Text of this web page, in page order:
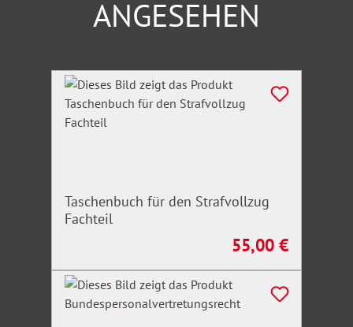
ANGESEHEN
Produktgalerie überspringen
Taschenbuch für den Strafvollzug
Fachteil
Regulärer Preis:
55,00 €